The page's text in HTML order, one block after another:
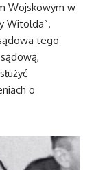
Wojskowym w
Witolda”.
tego
o